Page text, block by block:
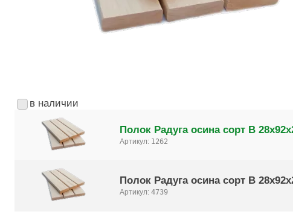
в наличии
Полок Радуга осина сорт B
Артикул: 1262
Полок Радуга осина сорт B
Артикул: 4739